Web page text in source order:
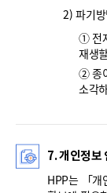
2) 파기방
① 전
재생
② 종
소각
7. 개인정보
HPP는 「개